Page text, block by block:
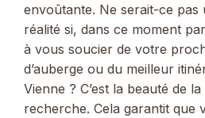
envoûtante. Ne serait-ce pas
réalité si, dans ce moment
à vous soucier de votre
d’auberge ou du meilleur
Vienne ? C’est la beauté de
recherche. Cela garantit que